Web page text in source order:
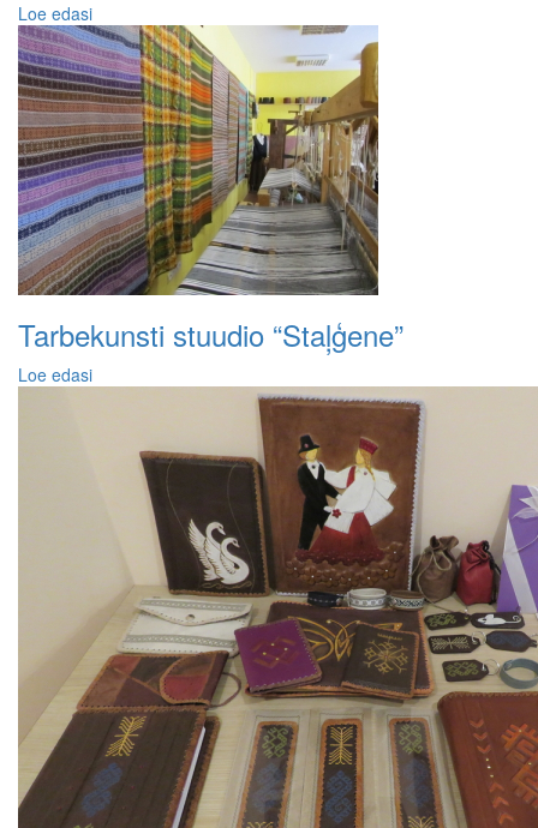
Loe edasi
Tarbekunsti stuudio “Staļģene”
Loe edasi